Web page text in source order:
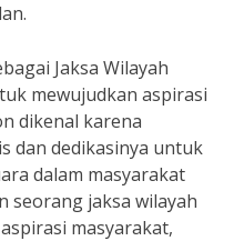
Jaksa Wilayah
mewujudkan aspirasi
dikenal karena
dan dedikasinya untuk
dalam masyarakat
seorang jaksa wilayah
masyarakat,